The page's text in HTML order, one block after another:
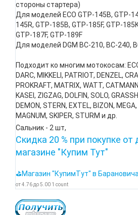
стороны стартера)
Для моделей ECO GTP-145B, GTP-
145R, GTP-185B, GTP-185F, GTP-
GTP-187F, GTP-189F
Для моделей DGM BC-210, BC-240,
Подходит ко многим мотокосам:
DARC, MIKKELI, PATRIOT, DENZEL,
PROKRAFT, MATRIX, WATT,
KASEI, ZIGZAG, DOLFIN, SOLO,
DEMON, STERN, EXTEL, BIZON,
MAGNUM, SKIPER, STURM и др.
Сальник - 2 шт,
Скидка 20 % при покупке от
магазине "Купим Тут"
⛳Магазин "КупимТут" в
от4.76до5.00 1 count